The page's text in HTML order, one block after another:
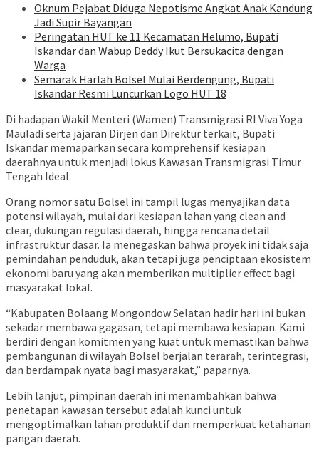
Oknum Pejabat Diduga Nepotisme Angkat Anak Kandung
Jadi Supir Bayangan
Peringatan HUT ke 11 Kecamatan Helumo, Bupati
Iskandar dan Wabup Deddy Ikut Bersukacita dengan
Warga
Semarak Harlah Bolsel Mulai Berdengung, Bupati
Iskandar Resmi Luncurkan Logo HUT 18
Di hadapan Wakil Menteri (Wamen) Transmigrasi RI Viva Yoga
Mauladi serta jajaran Dirjen dan Direktur terkait, Bupati
Iskandar memaparkan secara komprehensif kesiapan
daerahnya untuk menjadi lokus Kawasan Transmigrasi Timur
Tengah Ideal.
Orang nomor satu Bolsel ini tampil lugas menyajikan data
potensi wilayah, mulai dari kesiapan lahan yang clean and
clear, dukungan regulasi daerah, hingga rencana detail
infrastruktur dasar. Ia menegaskan bahwa proyek ini tidak saja
pemindahan penduduk, akan tetapi juga penciptaan ekosistem
ekonomi baru yang akan memberikan multiplier effect bagi
masyarakat lokal.
“Kabupaten Bolaang Mongondow Selatan hadir hari ini bukan
sekadar membawa gagasan, tetapi membawa kesiapan. Kami
berdiri dengan komitmen yang kuat untuk memastikan bahwa
pembangunan di wilayah Bolsel berjalan terarah, terintegrasi,
dan berdampak nyata bagi masyarakat,” paparnya.
Lebih lanjut, pimpinan daerah ini menambahkan bahwa
penetapan kawasan tersebut adalah kunci untuk
mengoptimalkan lahan produktif dan memperkuat ketahanan
pangan daerah.